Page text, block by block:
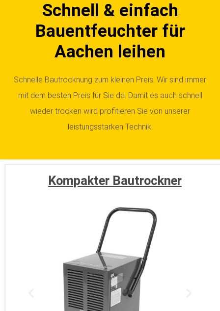
Schnell & einfach
Bauentfeuchter für
Aachen leihen
Schnelle Bautrocknung zum kleinen Preis. Wir sind immer
mit dem besten Preis für Sie da. Damit es auch schnell
wieder trocken wird profitieren Sie von unserer
leistungsstarken Technik.
Kompakter Bautrockner